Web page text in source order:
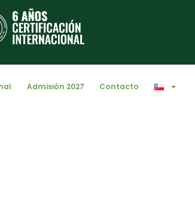
Admisión 2027 Contacto